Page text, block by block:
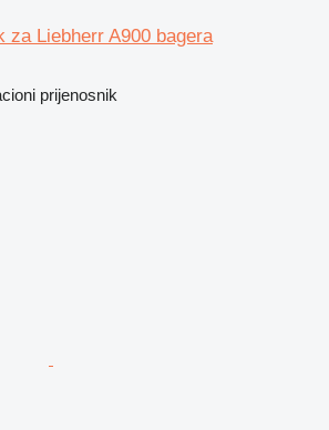
za Liebherr A900 bagera
prijenosnik